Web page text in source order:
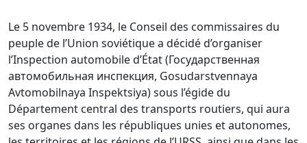
Le 5 novembre 1934, le Conseil des commissaires du
peuple de l’Union soviétique a décidé d’organiser
l’Inspection automobile d’État (Государственная
автомобильная инспекция, Gosudarstvennaya
Avtomobilnaya Inspektsiya) sous l’égide du
Département central des transports routiers, qui aura
ses organes dans les républiques unies et autonomes,